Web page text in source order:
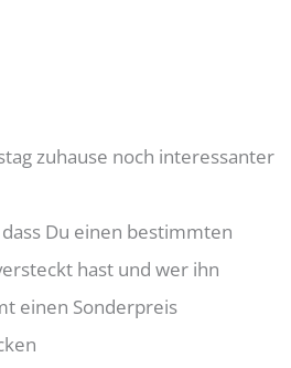
zuhause noch interessanter
Du einen bestimmten
hast und wer ihn
einen Sonderpreis